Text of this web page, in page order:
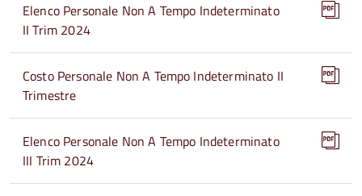
Elenco Personale Non A Tempo Indeterminato
II Trim 2024
Costo Personale Non A Tempo Indeterminato II
Trimestre
Elenco Personale Non A Tempo Indeterminato
III Trim 2024